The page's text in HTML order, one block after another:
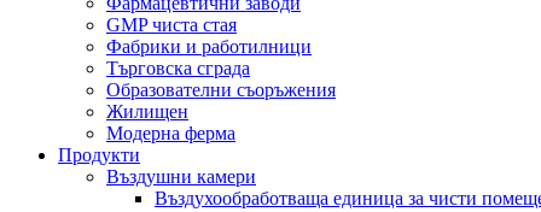
GMP чиста стая
Фабрики и работилници
Търговска сграда
Образователни съоръжения
Жилищен
Модерна ферма
Продукти
Въздушни камери
Въздухообработваща единица за чисти